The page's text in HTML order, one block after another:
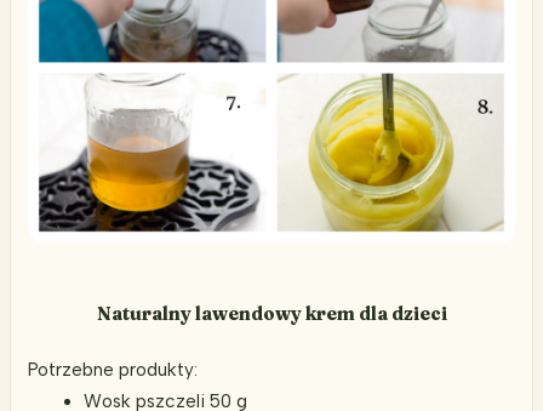
Naturalny lawendowy krem dla dzieci
Potrzebne produkty:
Wosk pszczeli 50 g